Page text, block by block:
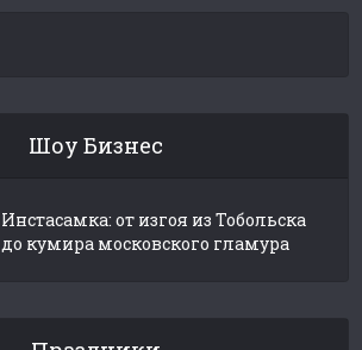
Шоу Бизнес
Инстасамка: от изгоя из Тобольска
до кумира московского гламура